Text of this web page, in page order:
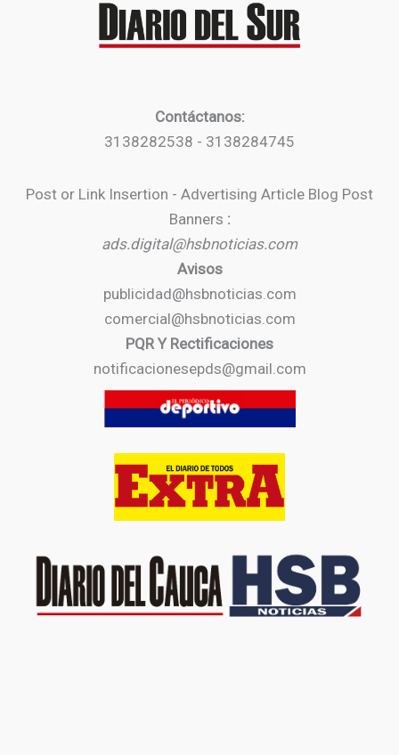
Contáctanos:
3138282538 - 3138284745
Post or Link Insertion - Advertising Article Blog Post
Banners :
ads.digital@hsbnoticias.com
Avisos
publicidad@hsbnoticias.com
comercial@hsbnoticias.com
PQR Y Rectificaciones
notificacionesepds@gmail.com